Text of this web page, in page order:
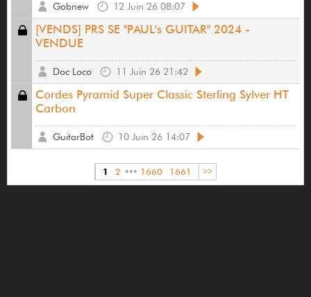
12 Juin 26 08:07
Gobnew
[VENDS] PRS SE "PAUL's GUITAR" 2024 -
VENDUE
11 Juin 26 21:42
Doc Loco
Cordes Pyramid Super Classic Sterling Sylver HT
Carbon
10 Juin 26 14:07
GuitarBot
1 2 ••• 1660 1661 >>